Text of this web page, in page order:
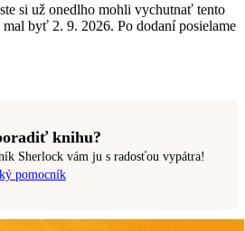
si už onedlho mohli vychutnať tento
byť 2. 9. 2026. Po dodaní posielame
knihu?
Sherlock vám ju s radosťou vypátra!
pomocník